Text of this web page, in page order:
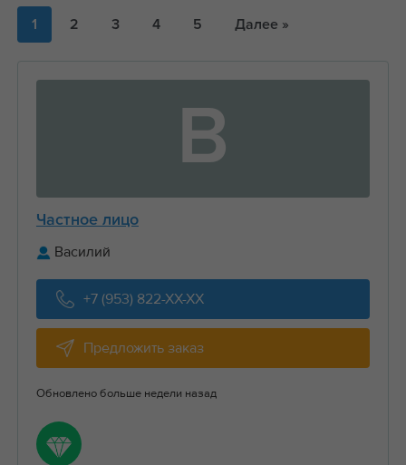
1 2 3 4 5 Далее »
В
Частное лицо
Василий
+7 (953) 822-XX-XX
Предложить заказ
Обновлено больше недели назад